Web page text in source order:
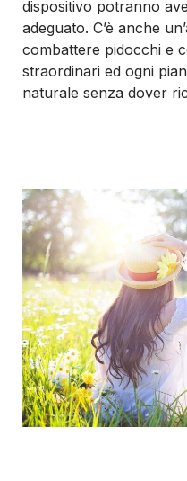
dispositivo potranno
adeguato. C’è anche
combattere pidocchi e
straordinari ed ogni
naturale senza dover